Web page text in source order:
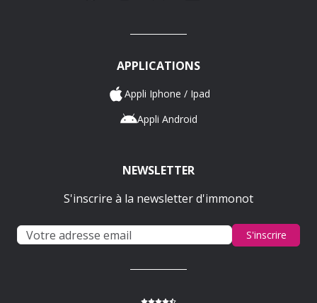
APPLICATIONS
Appli Iphone / Ipad
Appli Android
NEWSLETTER
S'inscrire à la newsletter d'immonot
S'inscrire